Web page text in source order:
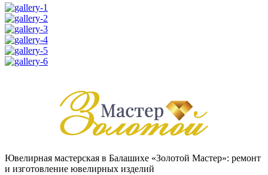
Ювелирная мастерская в Балашихе «Золотой Мастер»: ремонт
и изготовление ювелирных изделий